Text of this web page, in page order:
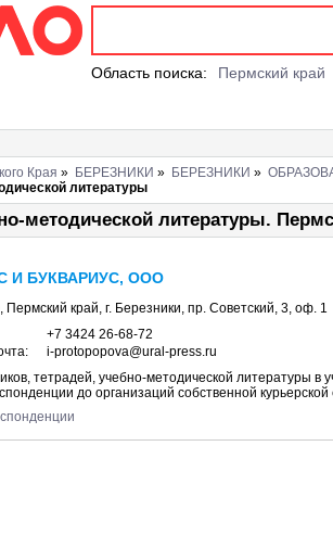
Область поиска: Пермский край
Края » БЕРЕЗНИКИ » БЕРЕЗНИКИ »
литературы
методической литературы.
И БУКВАРИУС, ООО
, Пермский край, г. Березники, пр. Советский, 3, оф. 1
+7 3424 26-68-72
i-protopopova@ural-press.ru
тетрадей, учебно-методической литературы
до организаций собственной